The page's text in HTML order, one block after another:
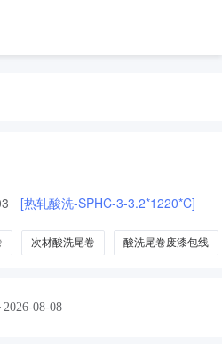
[热轧酸洗-SPHC-3-3.2*1220*C]
次材酸洗尾卷 酸洗尾卷废漆包线
08-08